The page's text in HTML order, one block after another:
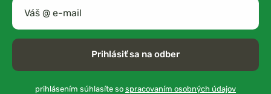
Prihlásiť sa na odber
prihlásením súhlasíte so spracovaním osobných údajov